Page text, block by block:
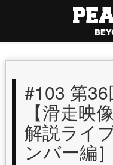
#103 第
【滑走映
解説ライ
ンバー編